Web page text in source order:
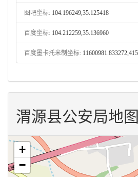
图吧坐标: 104.196249,35.125418
百度坐标: 104.212259,35.136960
百度墨卡托米制坐标:
渭源县公安局地图
+
−